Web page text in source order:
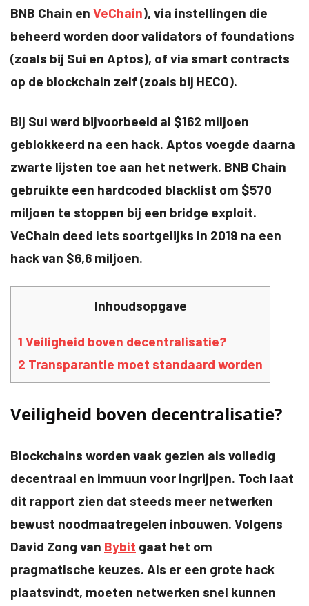
BNB Chain en VeChain), via instellingen die
beheerd worden door validators of foundations
(zoals bij Sui en Aptos), of via smart contracts
op de blockchain zelf (zoals bij HECO).
Bij Sui werd bijvoorbeeld al $162 miljoen
geblokkeerd na een hack. Aptos voegde daarna
zwarte lijsten toe aan het netwerk. BNB Chain
gebruikte een hardcoded blacklist om $570
miljoen te stoppen bij een bridge exploit.
VeChain deed iets soortgelijks in 2019 na een
hack van $6,6 miljoen.
Inhoudsopgave
1 Veiligheid boven decentralisatie?
2 Transparantie moet standaard worden
Veiligheid boven decentralisatie?
Blockchains worden vaak gezien als volledig
decentraal en immuun voor ingrijpen. Toch laat
dit rapport zien dat steeds meer netwerken
bewust noodmaatregelen inbouwen. Volgens
David Zong van Bybit gaat het om
pragmatische keuzes. Als er een grote hack
plaatsvindt, moeten netwerken snel kunnen